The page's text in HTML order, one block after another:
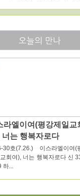
오늘의 만나
라엘이여(평강제일교
너는 행복자로다
30호(7.26.) 이스라엘이여(
회여), 너는 행복자로다 신
...